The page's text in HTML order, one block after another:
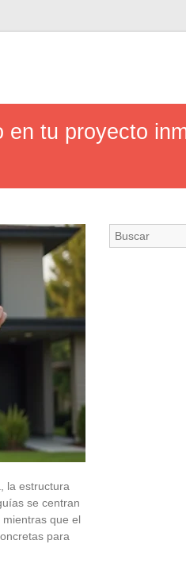
tu proyecto
la estructura
se centran
que el
para